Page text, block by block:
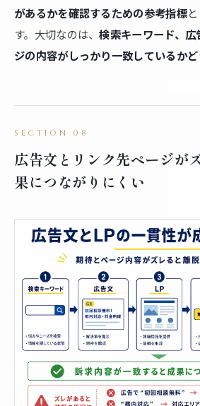
があるかを確認するための参考指標
す。大切なのは、検索キーワード、
ジの内容がしっかり一致しているか
広告文とリンク先ページが
果につながりにくい